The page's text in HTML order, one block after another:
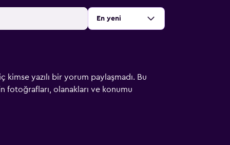
Sırala:
En yeni
yazılı bir yorum paylaşmadı. Bu
fotoğrafları, olanakları ve konumu